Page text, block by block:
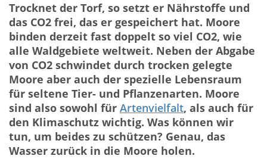
Trocknet der Torf, so setzt er Nährstoffe und
das CO2 frei, das er gespeichert hat. Moore
binden derzeit fast doppelt so viel CO2, wie
alle Waldgebiete weltweit. Neben der Abgabe
von CO2 schwindet durch trocken gelegte
Moore aber auch der spezielle Lebensraum
für seltene Tier- und Pflanzenarten. Moore
sind also sowohl für Artenvielfalt, als auch für
den Klimaschutz wichtig. Was können wir
tun, um beides zu schützen? Genau, das
Wasser zurück in die Moore holen.